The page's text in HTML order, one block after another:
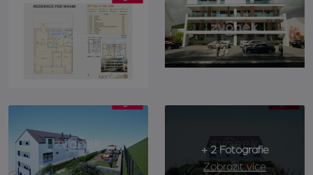
+ 2 Fotografie
Zobrazit více